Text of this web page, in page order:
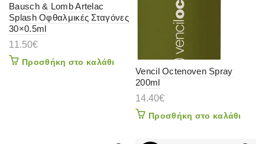
Bausch & Lomb Artelac
Splash Οφθαλμικές Σταγόνες
30×0.5ml
11.50€
Προσθήκη στο καλάθι
Vencil Octenoven Spray
200ml
14.40€
Προσθήκη στο καλάθι